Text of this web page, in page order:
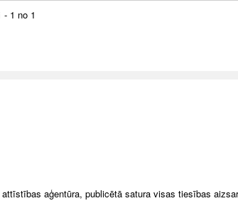
- 1 no 1
attīstības aģentūra, publicētā satura visas tiesības